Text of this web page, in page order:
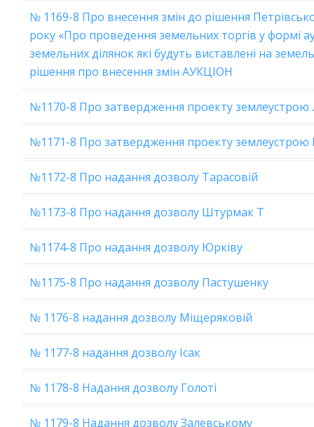
№ 1169-8 Про внесення змін до рішення
року «Про проведення земельних торгів у формі
земельних ділянок які будуть виставлені на
рішення про внесення змін АУКЦІОН
№1170-8 Про затвердження проекту
№1171-8 Про затвердження проекту землеустрою
№1172-8 Про надання дозволу Тарасовій
№1173-8 Про надання дозволу Штурмак Т
№1174-8 Про надання дозволу Юрківу
№1175-8 Про надання дозволу Пастушенку
№ 1176-8 надання дозволу Міщеряковій
№ 1177-8 надання дозволу Ісак
№ 1178-8 Надання дозволу Голоті
№ 1179-8 Надання дозволу Залевському